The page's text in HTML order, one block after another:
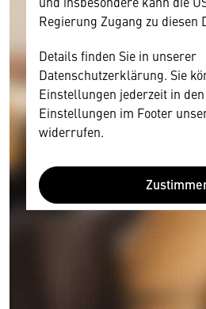
Regierung Zugang zu diesen
Details finden Sie in unserer
Datenschutzerklärung. Sie
Einstellungen jederzeit in
Einstellungen im Footer
widerrufen.